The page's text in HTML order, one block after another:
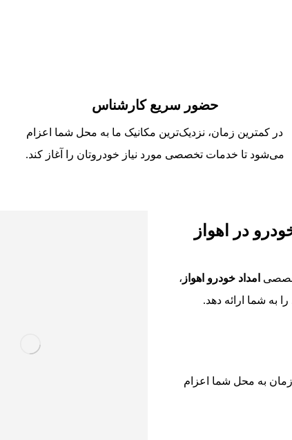
حضور سریع کارشناس
در کمترین زمان، نزدیک‌ترین مکانیک ما به محل شما اعزام
می‌شود تا خدمات تخصصی مورد نیاز خودروتان را آغاز کند.
در اهواز
امداد خودرو اهواز ،
به شما ارائه دهد.
به محل شما اعزام